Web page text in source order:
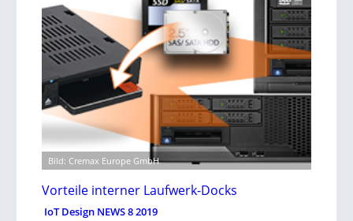
Bild: Cremax Europe GmbH
Vorteile interner Laufwerk-Docks
IoT Design NEWS 8 2019